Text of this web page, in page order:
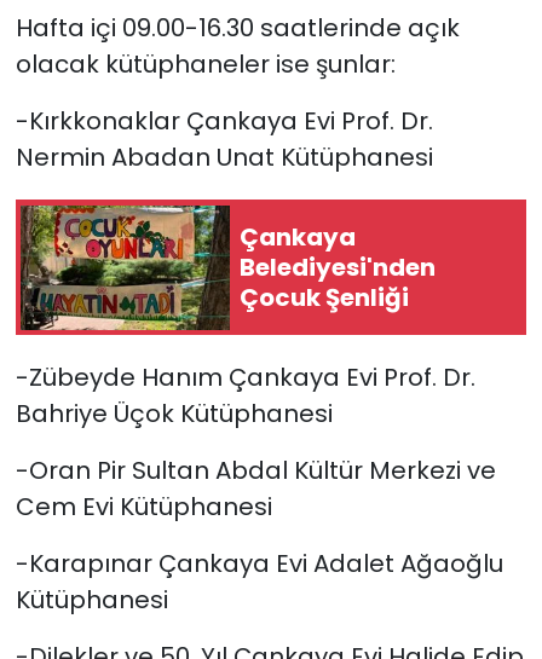
Hafta içi 09.00-16.30 saatlerinde açık
olacak kütüphaneler ise şunlar:
-Kırkkonaklar Çankaya Evi Prof. Dr.
Nermin Abadan Unat Kütüphanesi
Çankaya
Belediyesi'nden
Çocuk Şenliği
-Zübeyde Hanım Çankaya Evi Prof. Dr.
Bahriye Üçok Kütüphanesi
-Oran Pir Sultan Abdal Kültür Merkezi ve
Cem Evi Kütüphanesi
-Karapınar Çankaya Evi Adalet Ağaoğlu
Kütüphanesi